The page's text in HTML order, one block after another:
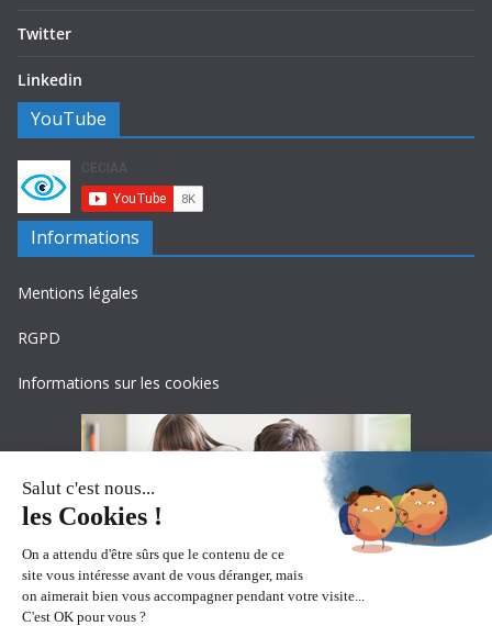
Twitter
Linkedin
YouTube
Informations
Mentions légales
RGPD
Informations sur les cookies